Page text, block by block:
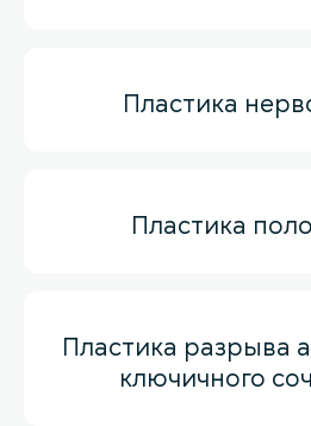
Пластика
Пластика
Пластика разрыва
ключичного